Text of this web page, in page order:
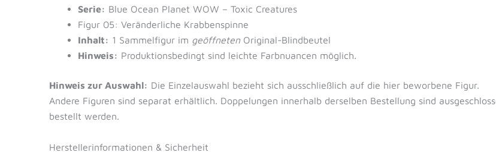
Serie: Blue Ocean Planet WOW – Toxic Creatures
Figur 05: Veränderliche Krabbenspinne
Inhalt: 1 Sammelfigur im geöffnetenOriginal-Blindbeutel
Hinweis: Produktionsbedingt sind leichte Farbnuancen möglich.
Hinweis zur Auswahl: Die Einzelauswahl bezieht sich ausschließlich auf die hier beworbene Figur.
Andere Figuren sind separat erhältlich. Doppelungen innerhalb derselben Bestellung sind
bestellt werden.
Herstellerinformationen & Sicherheit